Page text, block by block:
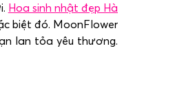
Hoa sinh nhật đẹp Hà
biệt đó. MoonFlower
lan tỏa yêu thương.